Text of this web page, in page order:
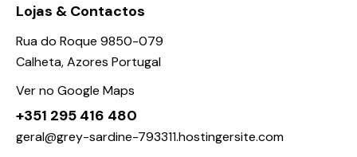
Lojas & Contactos
Rua do Roque 9850-079
Calheta, Azores Portugal
Ver no Google Maps
+351 295 416 480
geral@grey-sardine-793311.hostingersite.com